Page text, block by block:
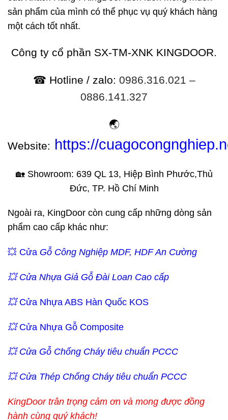
sản phẩm của mình có thể phục vụ quý khách hàng
một cách tốt nhất.
Công ty cổ phần SX-TM-XNK KINGDOOR.
☎ Hotline / zalo: 0986.316.021 –
0886.141.327
🌏
Website: https://
🏡 Showroom: 639 QL 13, Hiệp Bình Phước,Thủ
Đức, TP. Hồ Chí Minh
Ngoài ra, KingDoor còn cung cấp những dòng sản
phẩm cao cấp khác như:
💥 Cửa Gỗ Công Nghiệp MDF, HDF An Cường
💥 Cửa Nhựa Giả Gỗ Đài Loan Cao cấp
💥 Cửa Nhựa ABS Hàn Quốc KOS
💥 Cửa Nhựa Gỗ Composite
💥 Cửa Gỗ Chống Cháy tiêu chuẩn PCCC
💥 Cửa Thép Chống Cháy tiêu chuẩn PCCC
KingDoor trân trọng cảm ơn và mong được đồng
hành cùng quý khách!